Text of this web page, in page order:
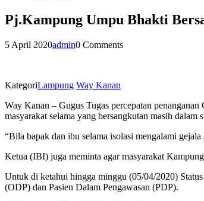
Pj.Kampung Umpu Bhakti
5 April 2020admin0 Comments
KategoriLampung Way Kanan
Way Kanan – Gugus Tugas percepatan
masyarakat selama yang bersangkutan masih dalam
“Bila bapak dan ibu selama isolasi mengalami
Ketua (IBI) juga meminta agar masyarakat
Untuk di ketahui hingga minggu (05/04/2020)
(ODP) dan Pasien Dalam Pengawasan (PDP).